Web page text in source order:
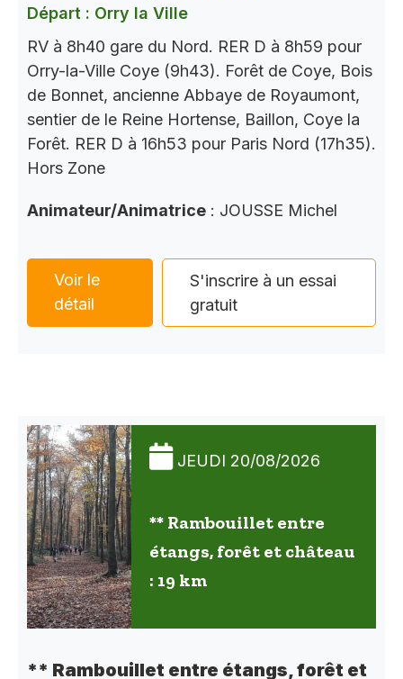
Départ : Orry la Ville
RV à 8h40 gare du Nord. RER D à 8h59 pour
Orry-la-Ville Coye (9h43). Forêt de Coye, Bois
de Bonnet, ancienne Abbaye de Royaumont,
sentier de le Reine Hortense, Baillon, Coye la
Forêt. RER D à 16h53 pour Paris Nord (17h35).
Hors Zone
Animateur/Animatrice : JOUSSE Michel
Voir le
détail
S'inscrire à un essai
gratuit
JEUDI 20/08/2026
** Rambouillet entre
étangs, forêt et château
: 19 km
** Rambouillet entre étangs, forêt et